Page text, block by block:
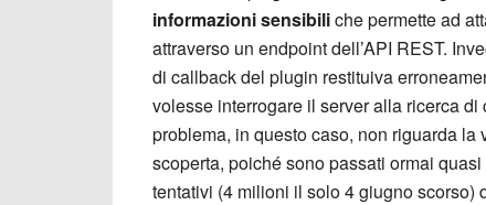
informazioni sensibiliche permette ad
attraverso un endpoint dell’API REST.
di callback del plugin restituiva
volesse interrogare il server alla ricerca
problema, in questo caso, non riguarda
scoperta, poiché sono passati ormai
tentativi (4 milioni il solo 4 giugno scorso)